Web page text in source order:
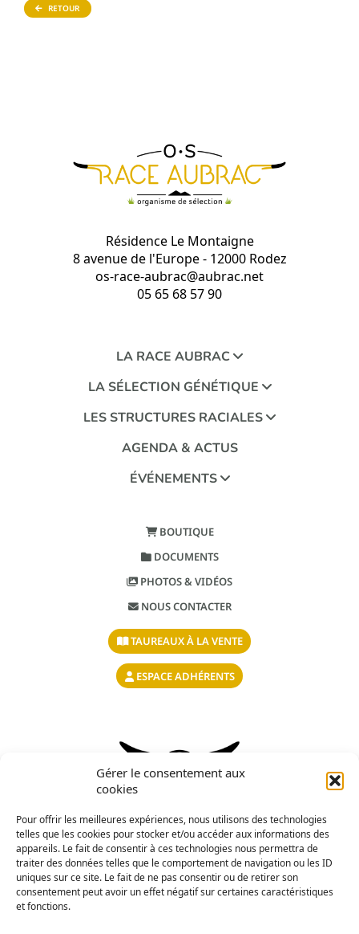
Gérer le consentement aux
cookies
Pour offrir les meilleures expériences, nous utilisons des technologies
telles que les cookies pour stocker et/ou accéder aux informations des
appareils. Le fait de consentir à ces technologies nous permettra de
traiter des données telles que le comportement de navigation ou les ID
uniques sur ce site. Le fait de ne pas consentir ou de retirer son
consentement peut avoir un effet négatif sur certaines caractéristiques
et fonctions.
RETOUR
Résidence Le Montaigne
8 avenue de l'Europe - 12000 Rodez
os-race-aubrac@aubrac.net
05 65 68 57 90
LA RACE AUBRAC
LA SÉLECTION GÉNÉTIQUE
LES STRUCTURES RACIALES
AGENDA & ACTUS
ÉVÉNEMENTS
BOUTIQUE
DOCUMENTS
PHOTOS & VIDÉOS
NOUS CONTACTER
TAUREAUX À LA VENTE
ESPACE ADHÉRENTS